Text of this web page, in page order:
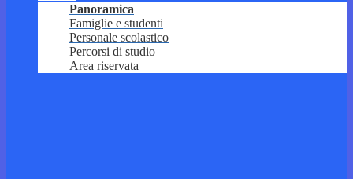
Panoramica
Famiglie e studenti
Personale scolastico
Percorsi di studio
Area riservata